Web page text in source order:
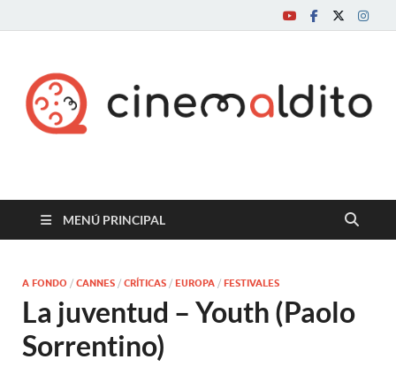
Cine maldito
MENÚ PRINCIPAL
A FONDO / CANNES / CRÍTICAS / EUROPA / FESTIVALES
La juventud – Youth (Paolo
Sorrentino)